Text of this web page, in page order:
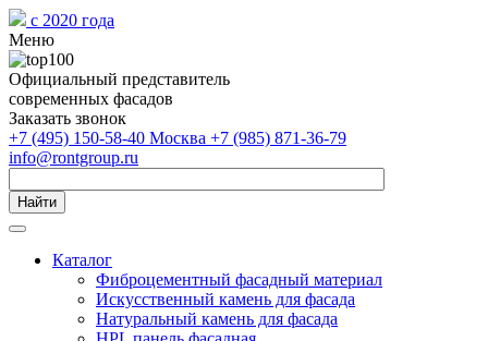
с 2020 года
Меню
Официальный представитель
современных фасадов
Заказать звонок
+7 (495) 150-58-40 Москва +7 (985) 871-36-79
info@rontgroup.ru
Найти
Каталог
Фиброцементный фасадный материал
Искусственный камень для фасада
Натуральный камень для фасада